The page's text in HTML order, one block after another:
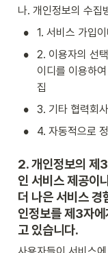
나. 개인정보의 수집
• 1. 서비스 가입
•
2. 이용자의 선
이디를 이용하
집
• 3. 기타 협력회
• 4. 자동적으로
2. 개인정보의 제
인 서비스 제공이
더 나은 서비스 경
인정보를 제3자에
고 있습니다.